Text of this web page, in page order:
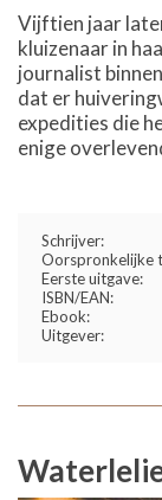
Vijftien jaar
kluizenaar in
journalist
dat er
expedities die
enige
Schrijver:
Oorspronkelijke
Eerste uitgave:
ISBN/EAN:
Ebook:
Uitgever: